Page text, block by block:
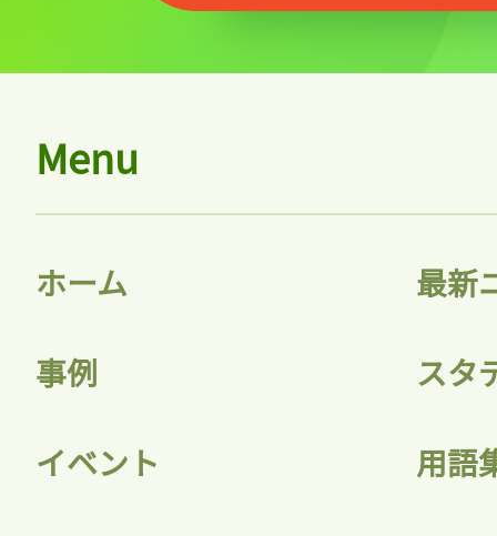
Menu
ホーム 最新
事例 スタ
イベント 用語